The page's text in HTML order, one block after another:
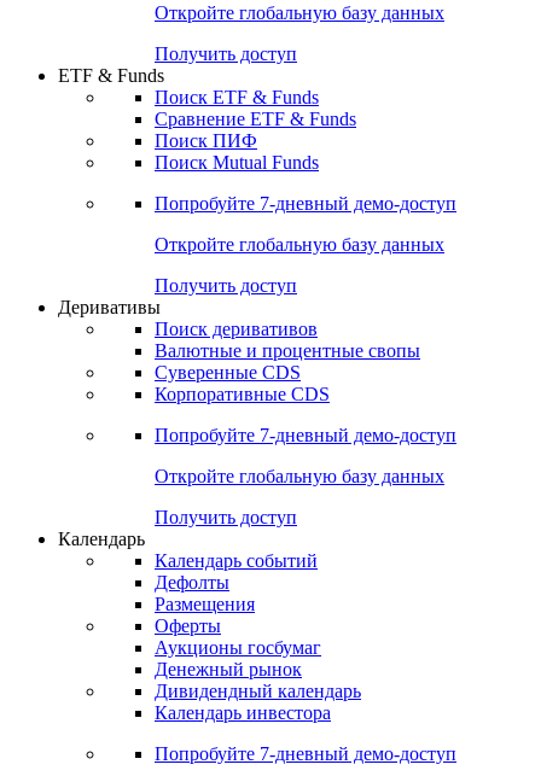
Откройте глобальную базу данных
Получить доступ
ETF & Funds
Поиск ETF & Funds
Сравнение ETF & Funds
Поиск ПИФ
Поиск Mutual Funds
Попробуйте 7-дневный демо-доступ
Откройте глобальную базу данных
Получить доступ
Деривативы
Поиск деривативов
Валютные и процентные свопы
Суверенные CDS
Корпоративные CDS
Попробуйте 7-дневный демо-доступ
Откройте глобальную базу данных
Получить доступ
Календарь
Календарь событий
Дефолты
Размещения
Оферты
Аукционы госбумаг
Денежный рынок
Дивидендный календарь
Календарь инвестора
Попробуйте 7-дневный демо-доступ